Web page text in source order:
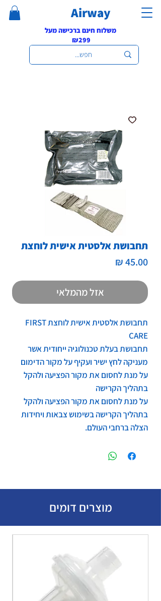
Airway
משלוח חינם ברכישה מעל
₪299
תחבושת אלסטית אישית לוחצת
אזל מהמלאי
תחבושת אלסטית אישית לוחצת FIRST
CARE
תחבושת בעלת טכנולוגיה ייחודית אשר
מעניקה לחץ ישיר ועקיף על מקור הדימום
על מנת לחסום את מקור הפציעה ולהקל
בתהליך הקרישה
על מנת לחסום את מקור הפציעה ולהקל
בתהליך הקרישה בשימוש צבאות ויחידות
הצלה ברחבי העולם.
מוצרים דומים